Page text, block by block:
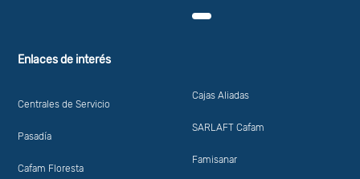
Enlaces de interés
Centrales de Servicio
Pasadía
Cafam Floresta
Cajas Aliadas
SARLAFT Cafam
Famisanar